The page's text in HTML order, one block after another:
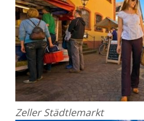
Zeller Städtlemarkt